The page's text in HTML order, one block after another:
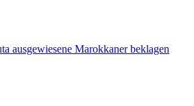
ausgewiesene Marokkaner beklagen